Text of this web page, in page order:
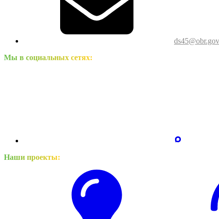
Мы в социальных сетях:
Наши проекты: